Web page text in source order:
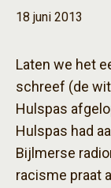
18 juni 2013
Laten we het
schreef (de
Hulspas
Hulspas had
Bijlmerse
racisme praat